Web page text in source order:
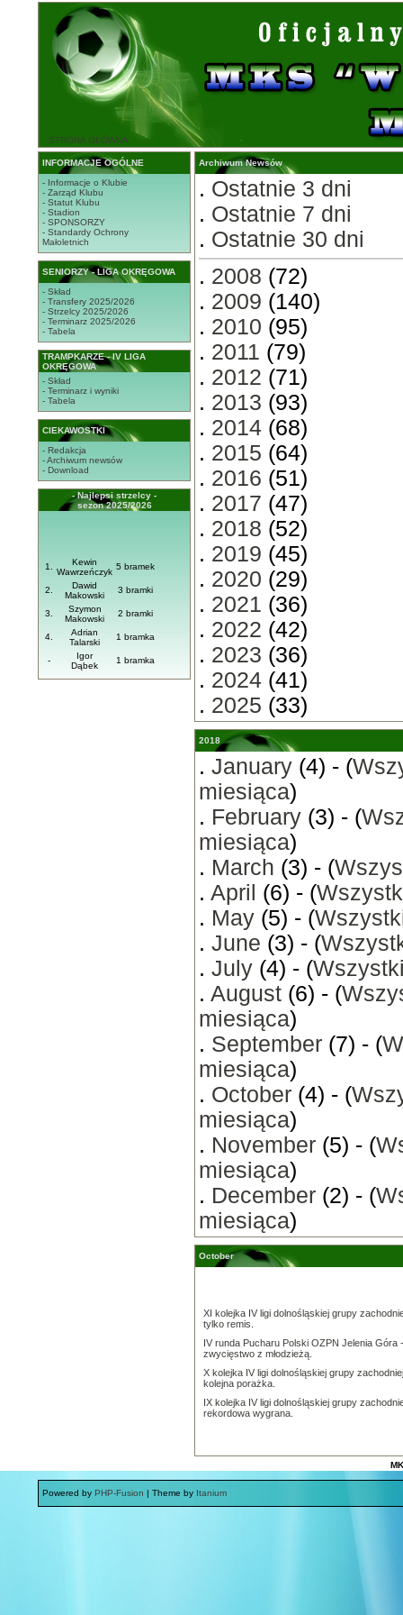
STRONA GŁÓWNA
INFORMACJE OGÓLNE
- Informacje o Klubie
- Zarząd Klubu
- Statut Klubu
- Stadion
- SPONSORZY
- Standardy Ochrony
Małoletnich
SENIORZY - LIGA OKRĘGOWA
- Skład
- Transfery 2025/2026
- Strzelcy 2025/2026
- Terminarz 2025/2026
- Tabela
TRAMPKARZE - IV LIGA
OKRĘGOWA
- Skład
- Terminarz i wyniki
- Tabela
CIEKAWOSTKI
- Redakcja
- Archiwum newsów
- Download
- Najlepsi strzelcy -
sezon 2025/2026
1.
Kewin
Wawrzeńczyk
5 bramek
2.
Dawid
Makowski
3 bramki
3.
Szymon
Makowski
2 bramki
4.
Adrian
Talarski
1 bramka
-
Igor
Dąbek
1 bramka
Archiwum Newsów
. Ostatnie 3 dni
. Ostatnie 7 dni
. Ostatnie 30 dni
. 2008 (72)
. 2009 (140)
. 2010 (95)
. 2011 (79)
. 2012 (71)
. 2013 (93)
. 2014 (68)
. 2015 (64)
. 2016 (51)
. 2017 (47)
. 2018 (52)
. 2019 (45)
. 2020 (29)
. 2021 (36)
. 2022 (42)
. 2023 (36)
. 2024 (41)
. 2025 (33)
2018
. January (4) - (
miesiąca)
. February (3) - (
miesiąca)
. March (3) - (
. April (6) - (
. May (5) - (
. June (3) - (
. July (4) - (
. August (6) - (
miesiąca)
. September (7) - (
miesiąca)
. October (4) - (
miesiąca)
. November (5) - (
miesiąca)
. December (2) - (
miesiąca)
October
XI kolejka IV ligi dolnośląskiej grupy
tylko remis.
IV runda Pucharu Polski OZPN Jelenia Góra -
zwycięstwo z młodzieżą.
X kolejka IV ligi dolnośląskiej grupy
kolejna porażka.
IX kolejka IV ligi dolnośląskiej grupy
rekordowa wygrana.
Powered by PHP-Fusion | Theme by Itanium